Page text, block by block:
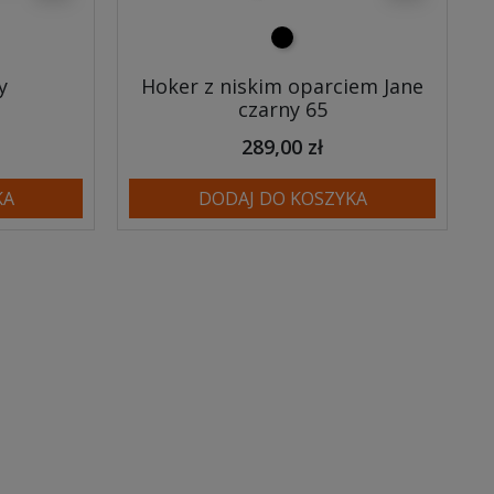
czarny
Hoker z niskim oparciem Jane
czarny 65
289,00 zł
DODAJ DO KOSZYKA